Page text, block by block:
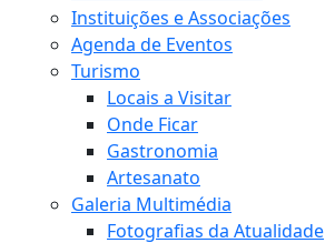
Instituições e Associações
Agenda de Eventos
Turismo
Locais a Visitar
Onde Ficar
Gastronomia
Artesanato
Galeria Multimédia
Fotografias da Atualidade